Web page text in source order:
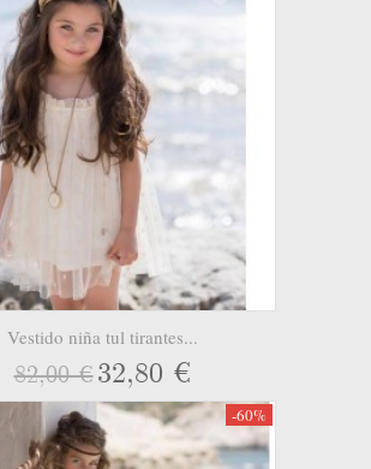
Vestido niña tul tirantes...
82,00 €32,80 €
-60%